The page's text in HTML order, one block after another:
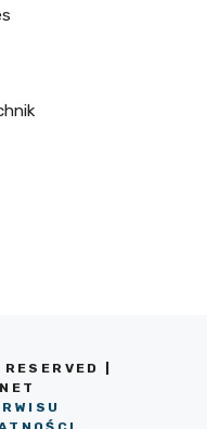
|